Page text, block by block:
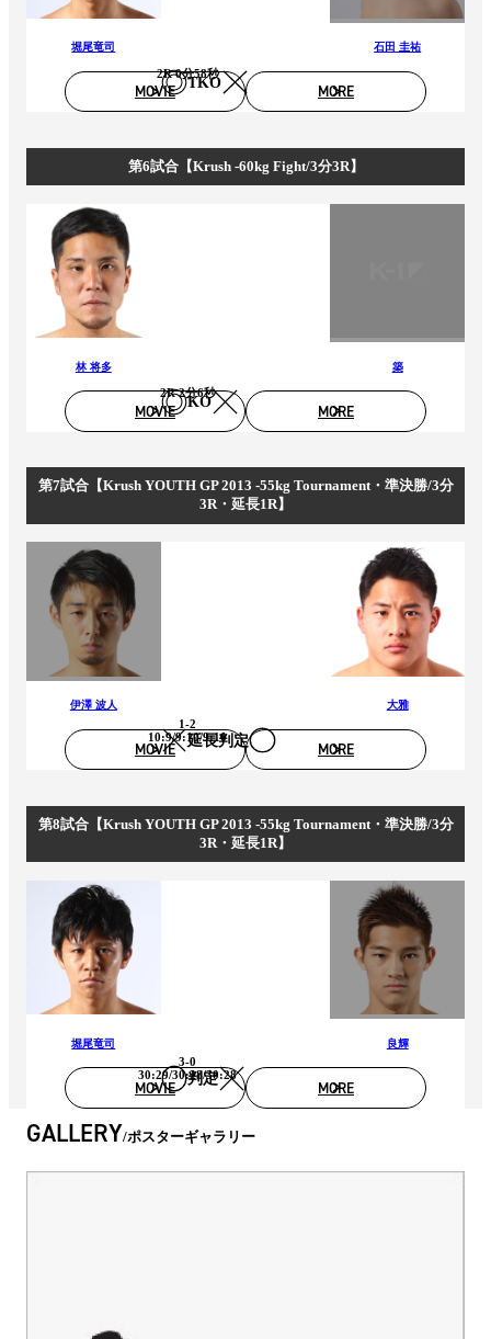
堀尾竜司
TKO
2R 0分58秒
石田 圭祐
MOVIE MORE
第6試合【Krush -60kg Fight/3分3R】
林 将多
KO
2R 2分6秒
築
MOVIE MORE
第7試合【Krush YOUTH GP 2013 -55kg Tournament・準決勝/3分
3R・延長1R】
伊澤 波人
延長判定
1-2
10:9/9:10/9:10
大雅
MOVIE MORE
第8試合【Krush YOUTH GP 2013 -55kg Tournament・準決勝/3分
3R・延長1R】
堀尾竜司
判定
3-0
30:29/30:28/30:28
良輝
MOVIE MORE
GALLERY ポスターギャラリー